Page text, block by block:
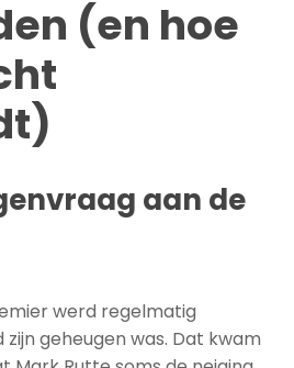
(en hoe
aan de
werd regelmatig
geheugen was. Dat kwam